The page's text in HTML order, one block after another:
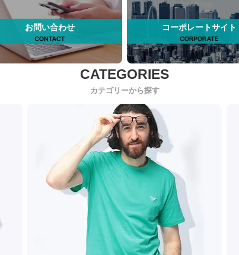
お問い合わせ コーポレートサイト
カテゴリーから探す